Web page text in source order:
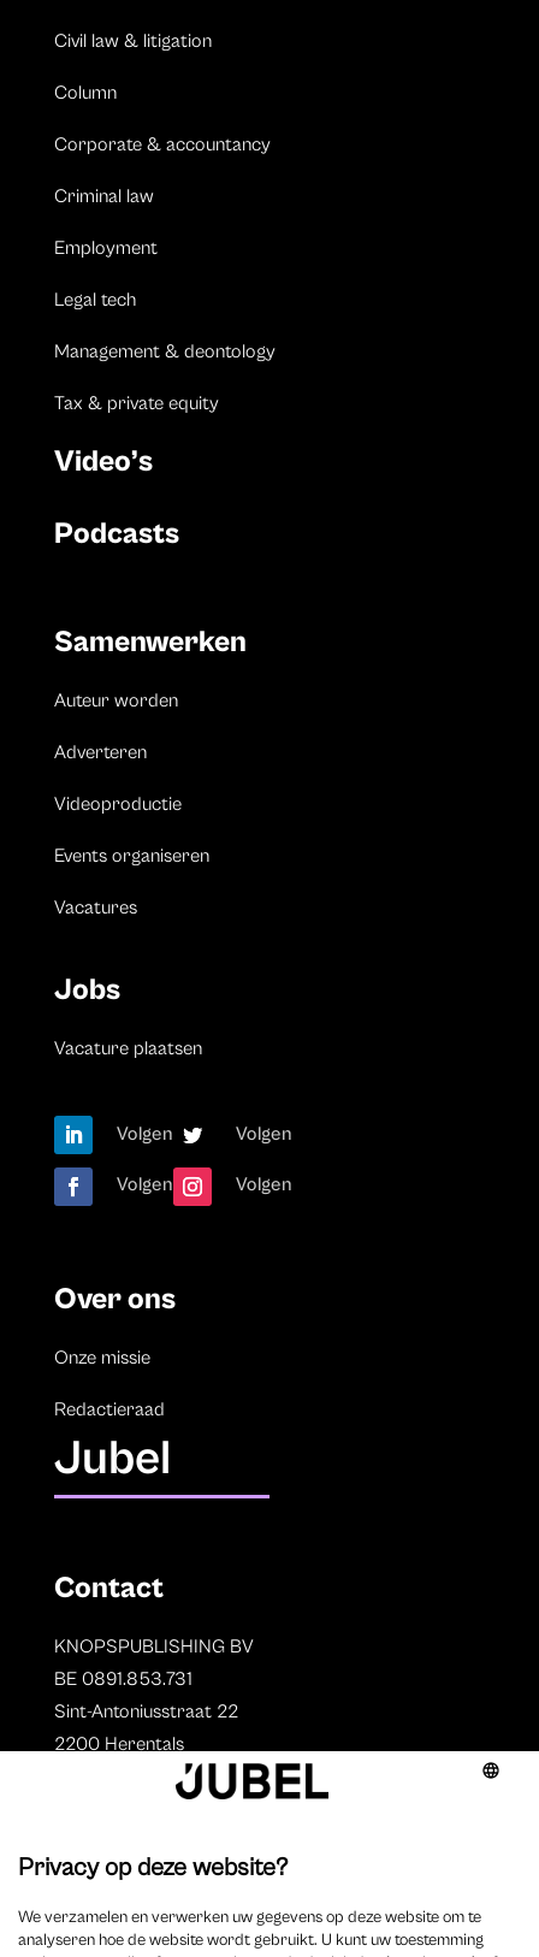
Civil law & litigation
Column
Corporate & accountancy
Criminal law
Employment
Legal tech
Management & deontology
Tax & private equity
Video’s
Podcasts
Samenwerken
Auteur worden
Adverteren
Videoproductie
Events organiseren
Vacatures
Jobs
Vacature plaatsen
Volgen Volgen
Volgen Volgen
Over ons
Onze missie
Redactieraad
Jubel
Contact
KNOPSPUBLISHING BV
BE 0891.853.731
Sint-Antoniusstraat 22
2200 Herentals
Auteurs
Overzicht auteurs